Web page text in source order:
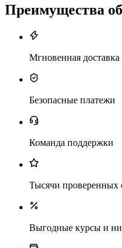
Преимущества
Мгновенная доставка
Безопасные платежи
Команда поддержки
Тысячи проверенных
Выгодные курсы и